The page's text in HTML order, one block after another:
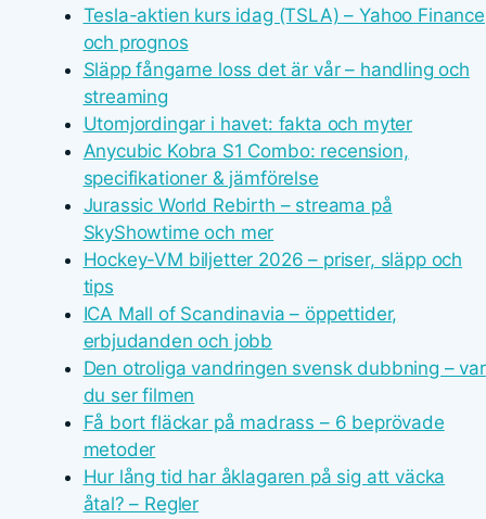
Tesla-aktien kurs idag (TSLA) – Yahoo Finance
och prognos
Släpp fångarne loss det är vår – handling och
streaming
Utomjordingar i havet: fakta och myter
Anycubic Kobra S1 Combo: recension,
specifikationer & jämförelse
Jurassic World Rebirth – streama på
SkyShowtime och mer
Hockey-VM biljetter 2026 – priser, släpp och
tips
ICA Mall of Scandinavia – öppettider,
erbjudanden och jobb
Den otroliga vandringen svensk dubbning – var
du ser filmen
Få bort fläckar på madrass – 6 beprövade
metoder
Hur lång tid har åklagaren på sig att väcka
åtal? – Regler